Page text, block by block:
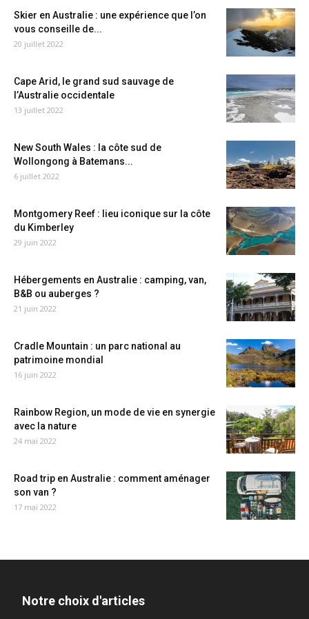
Skier en Australie : une expérience que l’on
vous conseille de...
20 juillet 2022
Cape Arid, le grand sud sauvage de
l’Australie occidentale
13 juillet 2022
New South Wales : la côte sud de
Wollongong à Batemans...
6 juillet 2022
Montgomery Reef : lieu iconique sur la côte
du Kimberley
29 juin 2022
Hébergements en Australie : camping, van,
B&B ou auberges ?
21 juin 2022
Cradle Mountain : un parc national au
patrimoine mondial
16 juin 2022
Rainbow Region, un mode de vie en synergie
avec la nature
24 mai 2022
Road trip en Australie : comment aménager
son van ?
17 mai 2022
Notre choix d'articles